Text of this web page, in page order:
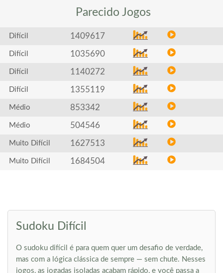
Parecido Jogos
Difícil 1409617
Difícil 1035690
Difícil 1140272
Difícil 1355119
Médio 853342
Médio 504546
Muito Difícil 1627513
Muito Difícil 1684504
Sudoku Difícil
O sudoku difícil é para quem quer um desafio de verdade,
mas com a lógica clássica de sempre — sem chute. Nesses
jogos, as jogadas isoladas acabam rápido, e você passa a